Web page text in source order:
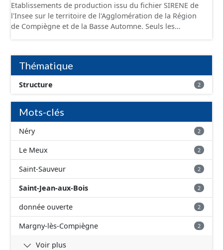
Etablissements de production issu du fichier SIRENE de
l'Insee sur le territoire de l'Agglomération de la Région
de Compiègne et de la Basse Automne. Seuls les
et structurés conformément aux prescriptions du
standard CNIG Sites Economiques. Ce lot ne contient pas
la référence aux terrains à vocation économique à ce
jour. Il est filtré au-delà des prescriptions du CNIG se
limitant aux SCI.
Thématique
Structure 2
Mots-clés
Néry 2
Le Meux 2
Saint-Sauveur 2
Saint-Jean-aux-Bois 2
donnée ouverte 2
Margny-lès-Compiègne 2
Voir plus